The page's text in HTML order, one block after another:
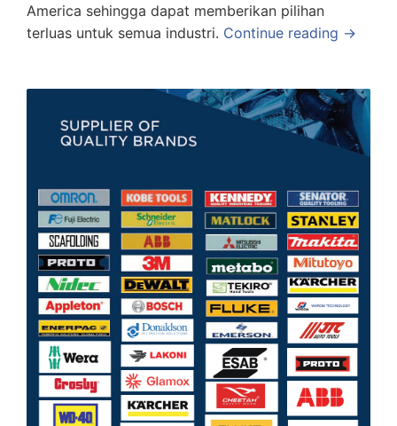
America sehingga dapat memberikan pilihan
terluas untuk semua industri. Continue reading →